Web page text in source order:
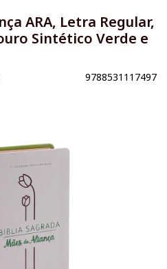
ARA, Letra Regular,
Sintético Verde e
9788531117497